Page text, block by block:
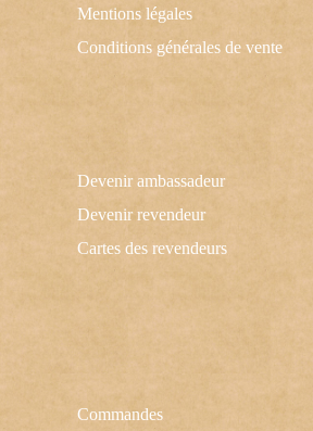
Commandes
Devenir ambassadeur
Devenir revendeur
Cartes des revendeurs
Mentions légales
Conditions générales de vente